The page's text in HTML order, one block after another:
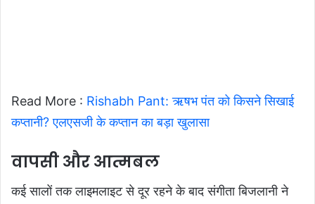
Read More : Rishabh Pant: ऋषभ पंत को किसने सिखाई
कप्तानी? एलएसजी के कप्तान का बड़ा खुलासा
वापसी और आत्मबल
कई सालों तक लाइमलाइट से दूर रहने के बाद संगीता बिजलानी ने